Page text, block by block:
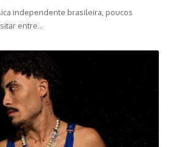
independente brasileira, poucos
entre…